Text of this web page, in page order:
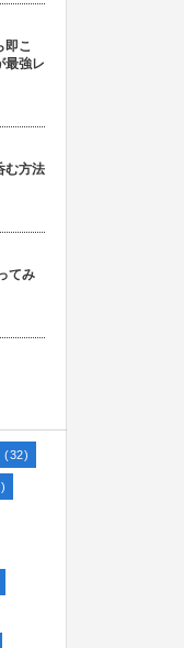
こ
最強レ
む方法
てみ
(32)